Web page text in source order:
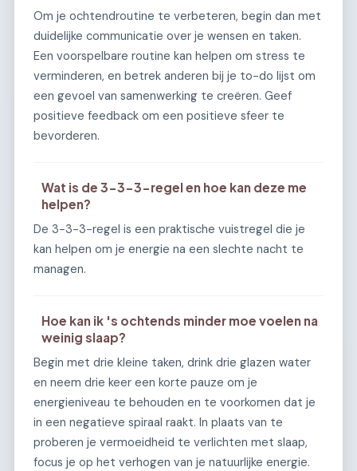
Om je ochtendroutine te verbeteren, begin dan met
duidelijke communicatie over je wensen en taken.
Een voorspelbare routine kan helpen om stress te
verminderen, en betrek anderen bij je to-do lijst om
een gevoel van samenwerking te creëren. Geef
positieve feedback om een positieve sfeer te
bevorderen.
Wat is de 3-3-3-regel en hoe kan deze me
helpen?
De 3-3-3-regel is een praktische vuistregel die je
kan helpen om je energie na een slechte nacht te
managen.
Hoe kan ik 's ochtends minder moe voelen na
weinig slaap?
Begin met drie kleine taken, drink drie glazen water
en neem drie keer een korte pauze om je
energieniveau te behouden en te voorkomen dat je
in een negatieve spiraal raakt. In plaats van te
proberen je vermoeidheid te verlichten met slaap,
focus je op het verhogen van je natuurlijke energie.